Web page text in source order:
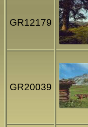
GR12179
GR20039